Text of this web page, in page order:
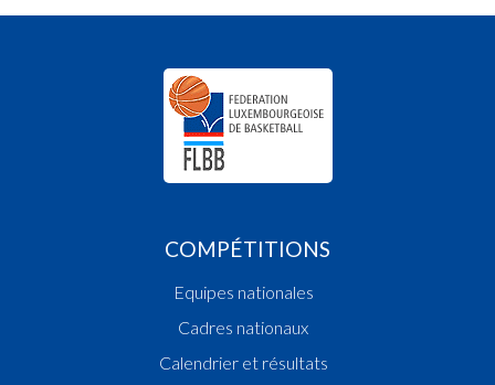
COMPÉTITIONS
Equipes nationales
Cadres nationaux
Calendrier et résultats